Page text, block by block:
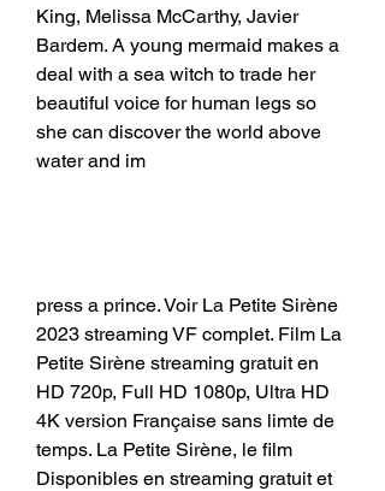
King, Melissa McCarthy, Javier
Bardem. A young mermaid makes a
deal with a sea witch to trade her
beautiful voice for human legs so
she can discover the world above
water and im
press a prince. Voir La Petite Sirène
2023 streaming VF complet. Film La
Petite Sirène streaming gratuit en
HD 720p, Full HD 1080p, Ultra HD
4K version Française sans limte de
temps. La Petite Sirène, le film
Disponibles en streaming gratuit et